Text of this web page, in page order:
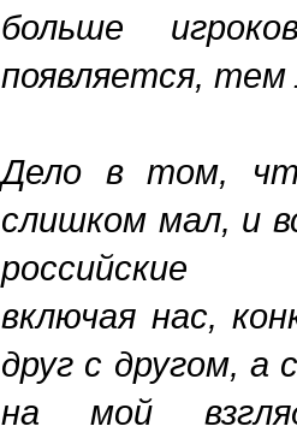
больше
появляется, тем
Дело в том,
слишком мал, и
российские
включая нас,
друг с другом, а
на мой